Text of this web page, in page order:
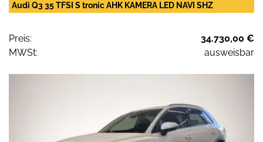
Audi Q3 35 TFSI S tronic AHK KAMERA LED NAVI SHZ
Preis:
34.730,00 €
MWSt:
ausweisbar